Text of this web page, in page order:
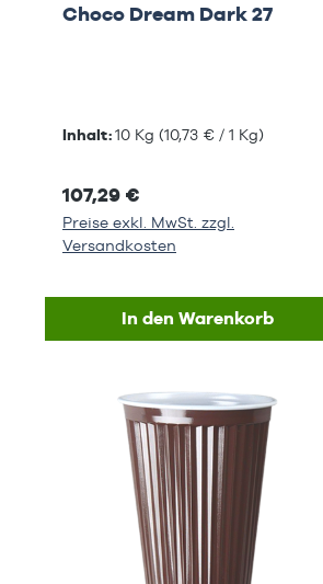
Choco Dream Dark 27
Inhalt:10 Kg (10,73 € / 1 Kg)
107,29 €
Preise exkl. MwSt. zzgl.
Versandkosten
In den Warenkorb